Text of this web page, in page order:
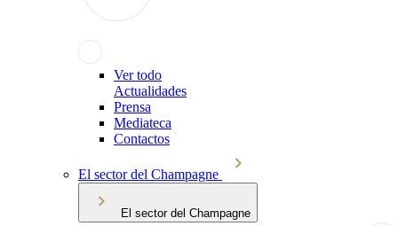
Ver todo
Actualidades
Prensa
Mediateca
Contactos
El sector del Champagne
El sector del Champagne